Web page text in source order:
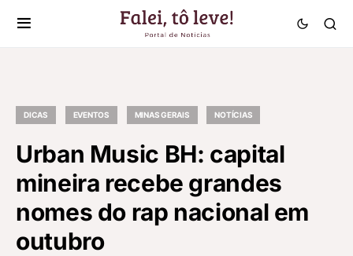
DICAS EVENTOS MINAS GERAIS NOTÍCIAS
Urban Music BH: capital
mineira recebe grandes
nomes do rap nacional em
outubro